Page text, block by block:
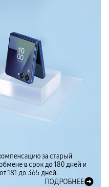
за старый
в срок до 180 дней и
181 до 365 дней.
ПОДРОБНЕЕ